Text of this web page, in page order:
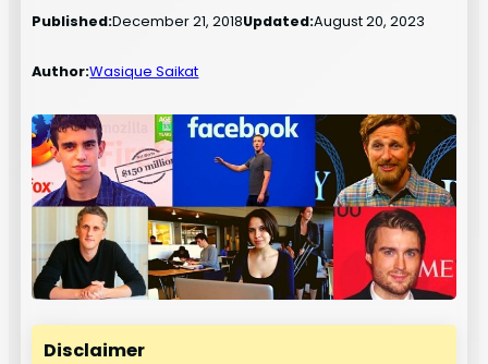
Published:December 21, 2018Updated:August 20, 2023
Author:Wasique Saikat
Disclaimer